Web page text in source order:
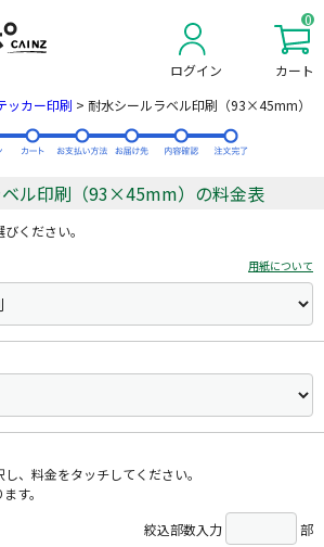
ログイン
0
カート
ッカー印刷 > 耐水シールラベル印刷（93×45mm）
ル印刷（93×45mm）の料金表
ください。
用紙について
、料金をタッチしてください。
す。
絞込部数入力
部